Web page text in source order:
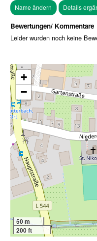
Bewertungen/ Kommentare
Leider wurden noch keine
+
−
50 m
200 ft